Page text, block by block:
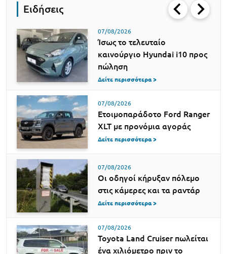
Ειδήσεις
07/08/2026
Ίσως το τελευταίο
καινούργιο Hyundai i10 προς
πώληση
Δείτε περισσότερα >
07/08/2026
Ετοιμοπαράδοτο Ford Ranger
XLT με προνόμια αγοράς
Δείτε περισσότερα >
07/08/2026
Οι οδηγοί κήρυξαν πόλεμο
στις κάμερες και τα ραντάρ
Δείτε περισσότερα >
07/08/2026
Toyota Land Cruiser πωλείται
ένα χιλιόμετρο πριν το